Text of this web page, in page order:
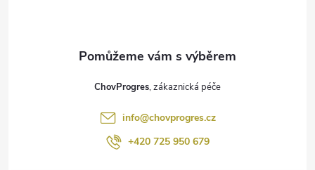
ChovProgres
info@chovprogres.cz
+420 725 950 679